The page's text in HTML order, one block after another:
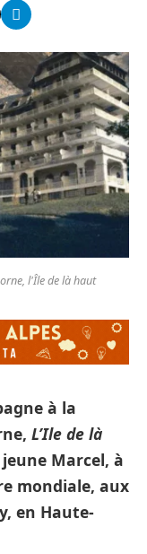
l'Île de là haut
à la
L’Ile de là
Marcel, à
mondiale, aux
en Haute-